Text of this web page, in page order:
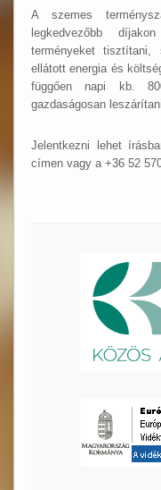
A szemes
legkedvezőbb
terményeket
ellátott energia és
függően napi kb.
gazdaságosan
Jelentkezni lehet
címen vagy a +36 52